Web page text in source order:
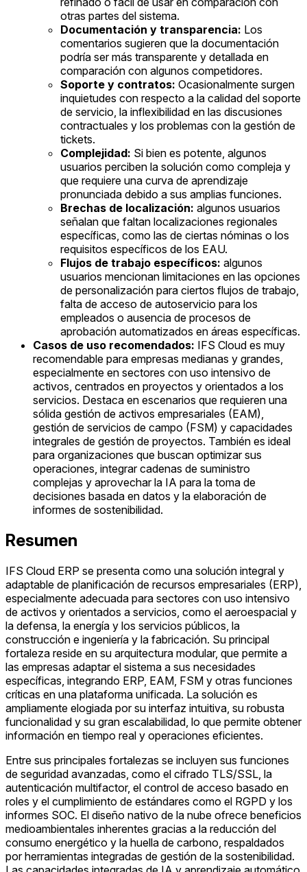
otras partes del sistema.
Documentación y transparencia: Los
comentarios sugieren que la documentación
podría ser más transparente y detallada en
comparación con algunos competidores.
Soporte y contratos: Ocasionalmente surgen
inquietudes con respecto a la calidad del soporte
de servicio, la inflexibilidad en las discusiones
contractuales y los problemas con la gestión de
tickets.
Complejidad: Si bien es potente, algunos
usuarios perciben la solución como compleja y
que requiere una curva de aprendizaje
pronunciada debido a sus amplias funciones.
Brechas de localización: algunos usuarios
señalan que faltan localizaciones regionales
específicas, como las de ciertas nóminas o los
requisitos específicos de los EAU.
Flujos de trabajo específicos: algunos
usuarios mencionan limitaciones en las opciones
de personalización para ciertos flujos de trabajo,
falta de acceso de autoservicio para los
empleados o ausencia de procesos de
aprobación automatizados en áreas específicas.
Casos de uso recomendados: IFS Cloud es muy
recomendable para empresas medianas y grandes,
especialmente en sectores con uso intensivo de
activos, centrados en proyectos y orientados a los
servicios. Destaca en escenarios que requieren una
sólida gestión de activos empresariales (EAM),
gestión de servicios de campo (FSM) y capacidades
integrales de gestión de proyectos. También es ideal
para organizaciones que buscan optimizar sus
operaciones, integrar cadenas de suministro
complejas y aprovechar la IA para la toma de
decisiones basada en datos y la elaboración de
informes de sostenibilidad.
Resumen
IFS Cloud ERP se presenta como una solución integral y
adaptable de planificación de recursos empresariales (ERP),
especialmente adecuada para sectores con uso intensivo
de activos y orientados a servicios, como el aeroespacial y
la defensa, la energía y los servicios públicos, la
construcción e ingeniería y la fabricación. Su principal
fortaleza reside en su arquitectura modular, que permite a
las empresas adaptar el sistema a sus necesidades
específicas, integrando ERP, EAM, FSM y otras funciones
críticas en una plataforma unificada. La solución es
ampliamente elogiada por su interfaz intuitiva, su robusta
funcionalidad y su gran escalabilidad, lo que permite obtener
información en tiempo real y operaciones eficientes.
Entre sus principales fortalezas se incluyen sus funciones
de seguridad avanzadas, como el cifrado TLS/SSL, la
autenticación multifactor, el control de acceso basado en
roles y el cumplimiento de estándares como el RGPD y los
informes SOC. El diseño nativo de la nube ofrece beneficios
medioambientales inherentes gracias a la reducción del
consumo energético y la huella de carbono, respaldados
por herramientas integradas de gestión de la sostenibilidad.